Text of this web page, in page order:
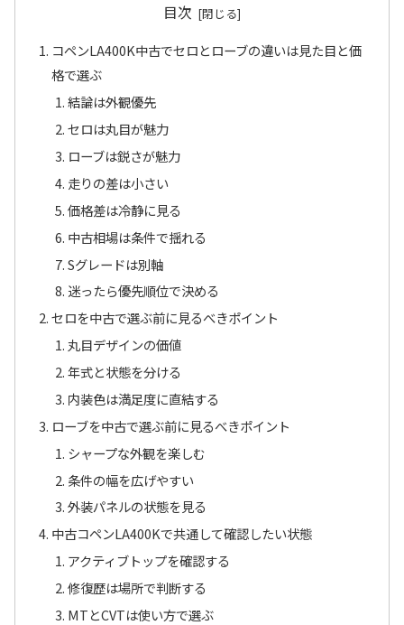
目次
コペンLA400K中古でセロとローブの違いは見た目と価
格で選ぶ
結論は外観優先
セロは丸目が魅力
ローブは鋭さが魅力
走りの差は小さい
価格差は冷静に見る
中古相場は条件で揺れる
Sグレードは別軸
迷ったら優先順位で決める
セロを中古で選ぶ前に見るべきポイント
丸目デザインの価値
年式と状態を分ける
内装色は満足度に直結する
ローブを中古で選ぶ前に見るべきポイント
シャープな外観を楽しむ
条件の幅を広げやすい
外装パネルの状態を見る
中古コペンLA400Kで共通して確認したい状態
アクティブトップを確認する
修復歴は場所で判断する
MTとCVTは使い方で選ぶ